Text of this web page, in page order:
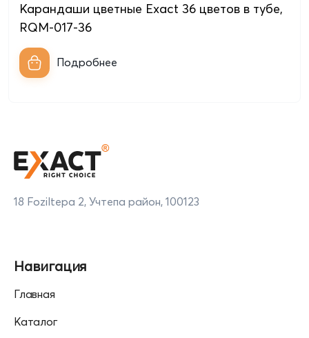
Карандаши цветные Exact 36 цветов в тубе,
RQM-017-36
Подробнее
18 Foziltepa 2, Учтепа район, 100123
Навигация
Главная
Каталог